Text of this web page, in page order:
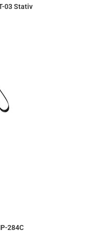
03 Stativ
284C